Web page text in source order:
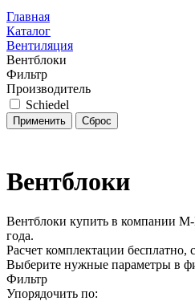
Главная
Каталог
Вентиляция
Вентблоки
Фильтр
Производитель
Schiedel
Вентблоки
Вентблоки купить в компании
года.
Расчет комплектации бесплатно,
Выберите нужные параметры в
Фильтр
Упорядочить по: